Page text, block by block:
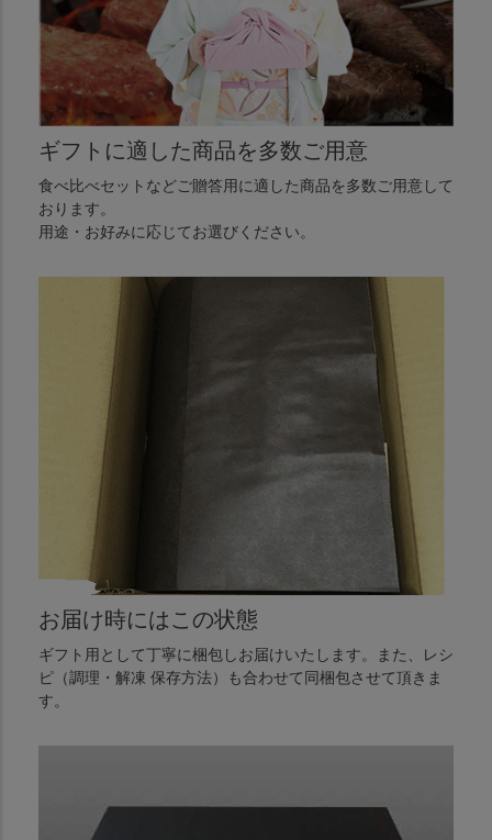
ギフトに適した商品を多数ご用意
食べ比べセットなどご贈答用に適した商品を多数ご用意して
おります。
用途・お好みに応じてお選びください。
お届け時にはこの状態
ギフト用として丁寧に梱包しお届けいたします。また、レシ
ピ（調理・解凍 保存方法）も合わせて同梱包させて頂きま
す。